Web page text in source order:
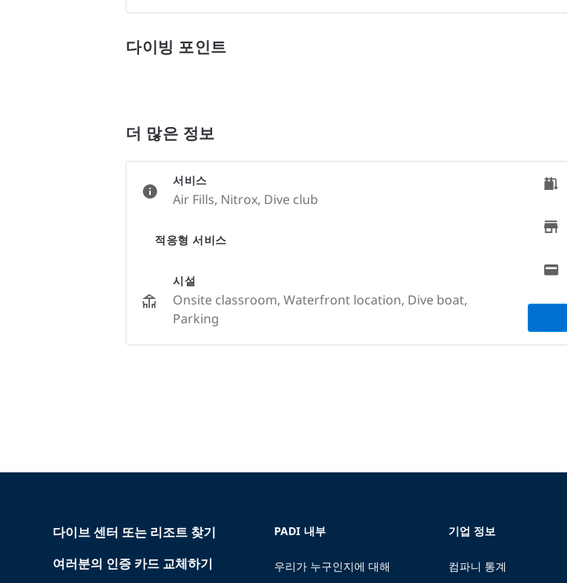
다이빙 포인트
더 많은 정보
서비스
Air Fills, Nitrox, Dive club
적응형 서비스
시설
Onsite classroom, Waterfront location, Dive boat,
Parking
다이브 센터 또는 리조트 찾기
여러분의 인증 카드 교체하기
PADI 내부
우리가 누구인지에 대해
기업 정보
컴파니 통계